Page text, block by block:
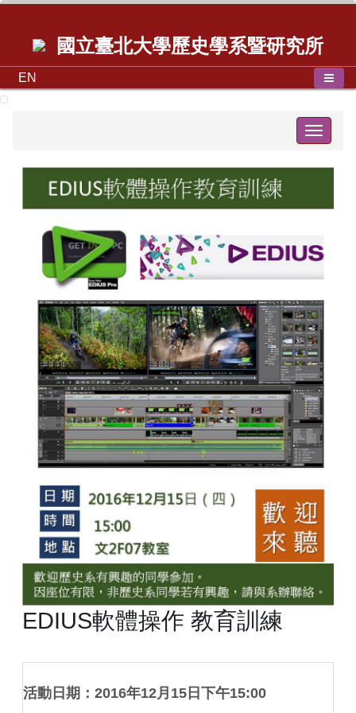
國立臺北大學歷史學系暨研究所
EN
Toggle
EDIUS軟體操作 教育訓練
活動日期：2016年12月15日下午15:00